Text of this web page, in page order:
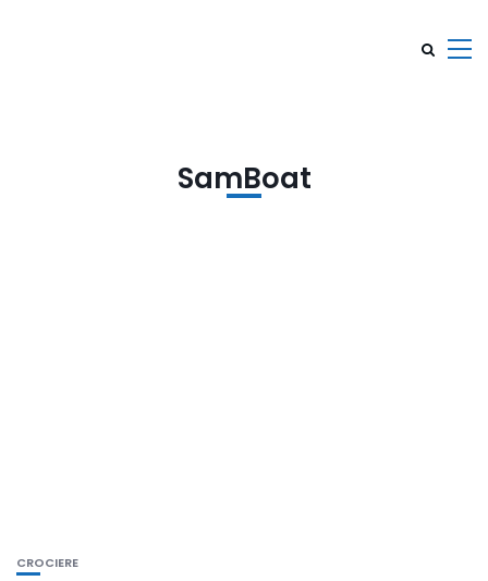
SamBoat
CROCIERE